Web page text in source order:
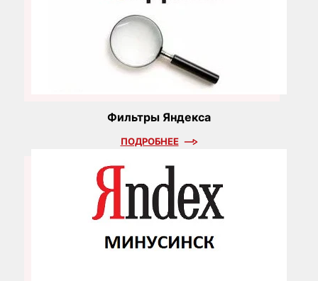
Фильтры Яндекса
ПОДРОБНЕЕ